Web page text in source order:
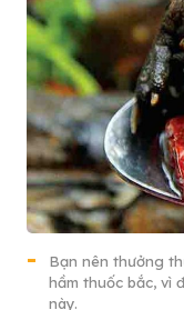
Bạn nên thưởng
hầm thuốc bắc, vì
này.